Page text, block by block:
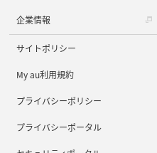
企業情報
サイトポリシー
My au利用規約
プライバシーポリシー
プライバシーポータル